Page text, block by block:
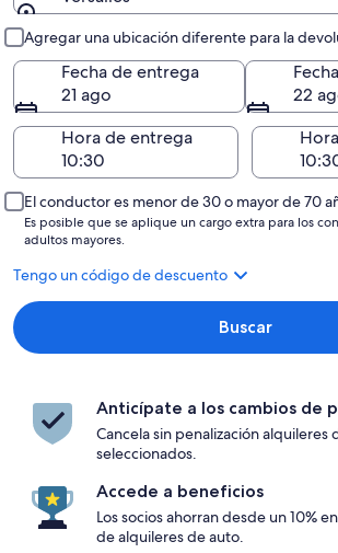
Agregar una ubicación diferente para la
Fecha de entrega
21 ago
22
Hora de entrega
El conductor es menor de 30 o mayor de 70
Es posible que se aplique un cargo extra para los
adultos mayores.
Tengo un código de descuento
Buscar
Anticípate a los cambios de
Cancela sin penalización alquileres
seleccionados.
Accede a beneficios
Los socios ahorran desde un 10%
de alquileres de auto.